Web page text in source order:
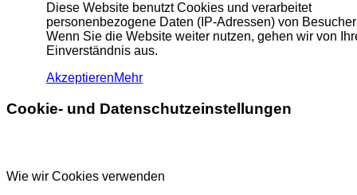
Diese Website benutzt Cookies und verarbeitet
personenbezogene Daten (IP-Adressen) von
Wenn Sie die Website weiter nutzen, gehen wir von
Einverständnis aus.
AkzeptierenMehr
Cookie- und Datenschutzeinstellungen
Wie wir Cookies verwenden